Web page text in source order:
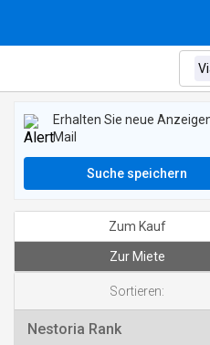
Erhalten Sie neue
Mail
Suche speichern
Zum Kauf
Zur Miete
Sortieren: